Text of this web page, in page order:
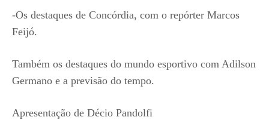
-Os destaques de Concórdia, com o repórter Marcos
Feijó.
Também os destaques do mundo esportivo com Adilson
Germano e a previsão do tempo.
Apresentação de Décio Pandolfi